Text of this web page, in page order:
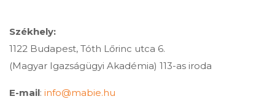
Székhely:
1122 Budapest, Tóth Lőrinc utca 6.
(Magyar Igazságügyi Akadémia) 113-as iroda
E-mail: info@mabie.hu